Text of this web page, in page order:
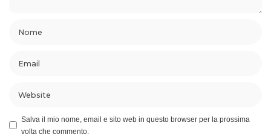
Salva il mio nome, email e sito web in questo browser per la prossima
volta che commento.